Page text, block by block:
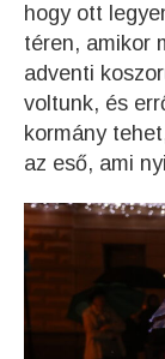
hogy ott
téren, amikor
adventi
voltunk, és
kormány
az eső, ami